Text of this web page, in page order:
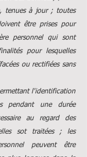
tenues à jour ; toutes
être prises pour
personnel qui sont
pour lesquelles
ou rectifiées sans
l'identification
pendant une durée
au regard des
sot traitées ; les
peuvent être